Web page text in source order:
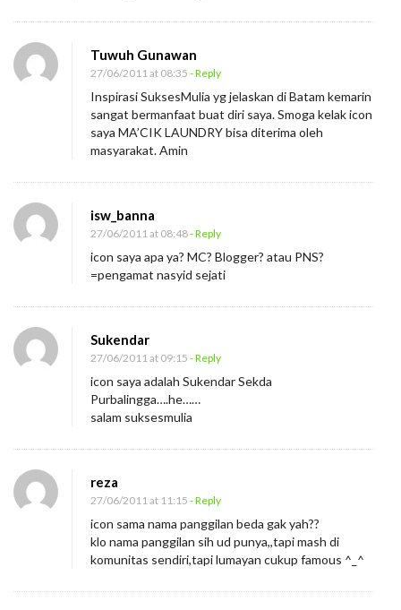
Tuwuh Gunawan
27/06/2011 at 08:35 - Reply
Inspirasi SuksesMulia yg jelaskan di Batam kemarin
sangat bermanfaat buat diri saya. Smoga kelak icon
saya MA’CIK LAUNDRY bisa diterima oleh
masyarakat. Amin
isw_banna
27/06/2011 at 08:48- Reply
icon saya apa ya? MC? Blogger? atau PNS?
=pengamat nasyid sejati
Sukendar
27/06/2011 at 09:15 - Reply
icon saya adalah Sukendar Sekda
Purbalingga….he……
salam suksesmulia
reza
27/06/2011 at 11:15 - Reply
icon sama nama panggilan beda gak yah??
klo nama panggilan sih ud punya,,tapi mash di
komunitas sendiri,tapi lumayan cukup famous ^_^